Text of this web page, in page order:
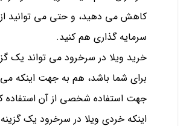
کاهش می دهید، و حتی می توانید از
سرمایه گذاری هم کنید.
خرید ویلا در سرخرود می تواند یک
برای شما باشد، هم به جهت اینکه می
جهت استفاده شخصی از آن استفاده
اینکه خردی ویلا در سرخرود یک